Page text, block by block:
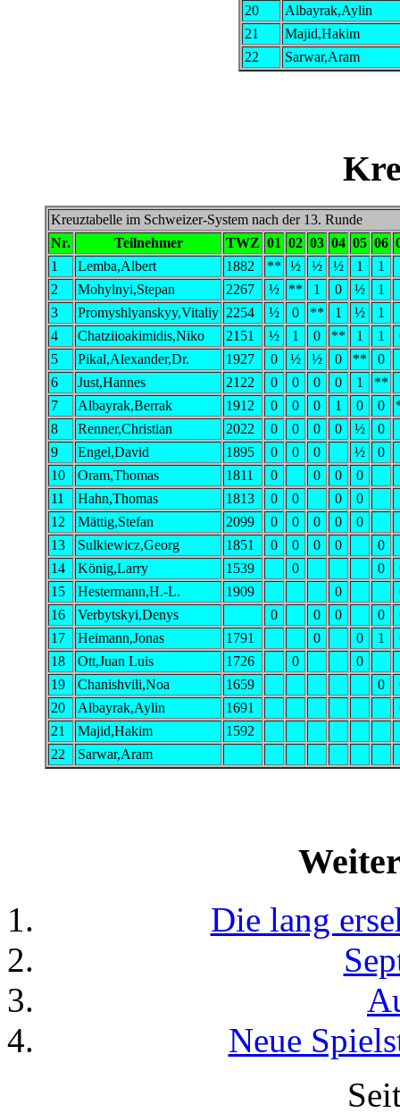
20
Albayrak,Aylin
21
Majid,Hakim
22
Sarwar,Aram
Kreuztabelle im Schweizer-System nach der 13. Runde
Nr.
Teilnehmer TWZ 01 02 03 04 05 06
1
Lemba,Albert 1882 ** ½ ½ ½ 1 1
2
Mohylnyi,Stepan 2267 ½ ** 1 0 ½ 1
3
Promyshlyanskyy,Vitaliy 2254 ½ 0 ** 1 ½ 1
4
Chatziioakimidis,Niko 2151 ½ 1 0 ** 1 1
5
Pikal,Alexander,Dr. 1927 0 ½ ½ 0 ** 0
6
Just,Hannes 2122 0 0 0 0 1 **
7
Albayrak,Berrak 1912 0 0 0 1 0 0
8
Renner,Christian 2022 0 0 0 0 ½
0
9
Engel,David 1895 0 0 0 ½ 0
10
Oram,Thomas 1811 0 0 0
0
11
Hahn,Thomas 1813 0 0 0
0
12
Mättig,Stefan 2099 0 0 0 0
0
13
Sulkiewicz,Georg 1851 0 0 0 0
0
14
König,Larry 1539 0 0
15
Hestermann,H.-L. 1909 0
16
Verbytskyi,Denys 0 0 0 0
17
Heimann,Jonas 1791 0 0 1
18
Ott,Juan Luis 1726 0
0
19
Chanishvili,Noa 1659 0
20
Albayrak,Aylin 1691
21
Majid,Hakim
1592
22
Sarwar,Aram
Die lang
Neue